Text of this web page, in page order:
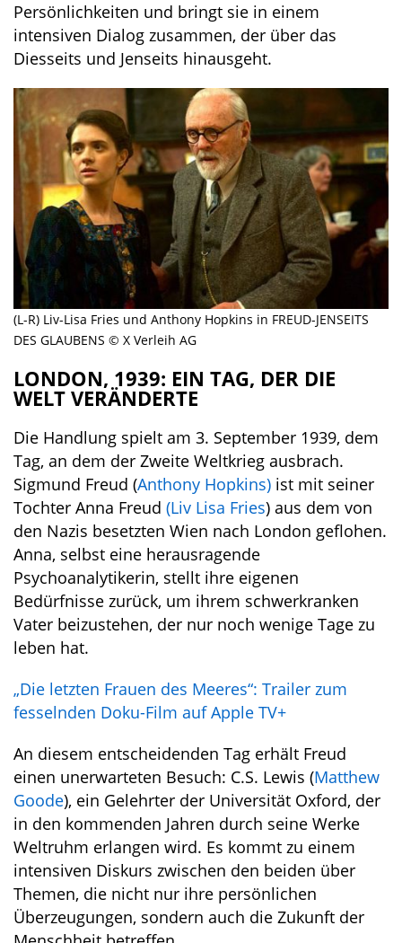
Persönlichkeiten und bringt sie in einem
intensiven Dialog zusammen, der über das
Diesseits und Jenseits hinausgeht.
(L-R) Liv-Lisa Fries und Anthony Hopkins in FREUD-JENSEITS
DES GLAUBENS © X Verleih AG
LONDON, 1939: EIN TAG, DER DIE
WELT VERÄNDERTE
Die Handlung spielt am 3. September 1939, dem
Tag, an dem der Zweite Weltkrieg ausbrach.
Sigmund Freud (Anthony Hopkins) ist mit seiner
Tochter Anna Freud (Liv Lisa Fries) aus dem von
den Nazis besetzten Wien nach London geflohen.
Anna, selbst eine herausragende
Psychoanalytikerin, stellt ihre eigenen
Bedürfnisse zurück, um ihrem schwerkranken
Vater beizustehen, der nur noch wenige Tage zu
leben hat.
„Die letzten Frauen des Meeres“: Trailer zum
fesselnden Doku-Film auf Apple TV+
An diesem entscheidenden Tag erhält Freud
einen unerwarteten Besuch: C.S. Lewis (Matthew
Goode), ein Gelehrter der Universität Oxford, der
in den kommenden Jahren durch seine Werke
Weltruhm erlangen wird. Es kommt zu einem
intensiven Diskurs zwischen den beiden über
Themen, die nicht nur ihre persönlichen
Überzeugungen, sondern auch die Zukunft der